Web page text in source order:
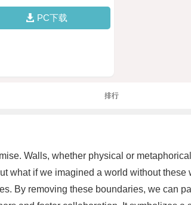
PC下载
排行
Walls, whether physical or
what if we imagined a world without these
By removing these boundaries, we can